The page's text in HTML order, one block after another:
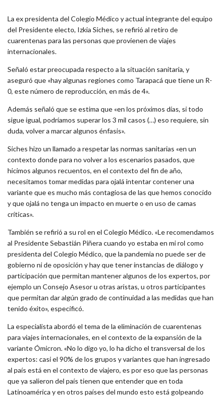
La ex presidenta del Colegio Médico y actual integrante del equipo
del Presidente electo, Izkia Siches, se refirió al retiro de
cuarentenas para las personas que provienen de viajes
internacionales.
Señaló estar preocupada respecto a la situación sanitaria, y
aseguró que «hay algunas regiones como Tarapacá que tiene un R-
0, este número de reproducción, en más de 4».
Además señaló que se estima que «en los próximos días, si todo
sigue igual, podríamos superar los 3 mil casos (…) eso requiere, sin
duda, volver a marcar algunos énfasis».
Siches hizo un llamado a respetar las normas sanitarias «en un
contexto donde para no volver a los escenarios pasados, que
hicimos algunos recuentos, en el contexto del fin de año,
necesitamos tomar medidas para ojalá intentar contener una
variante que es mucho más contagiosa de las que hemos conocido
y que ojalá no tenga un impacto en muerte o en uso de camas
críticas».
También se refirió a su rol en el Colegio Médico. «Le recomendamos
al Presidente Sebastián Piñera cuando yo estaba en mi rol como
presidenta del Colegio Médico, que la pandemia no puede ser de
gobierno ni de oposición y hay que tener instancias de diálogo y
participación que permitan mantener algunos de los expertos, por
ejemplo un Consejo Asesor u otras aristas, u otros participantes
que permitan dar algún grado de continuidad a las medidas que han
tenido éxito», especificó.
La especialista abordó el tema de la eliminación de cuarentenas
para viajes internacionales, en el contexto de la expansión de la
variante Ómicron. «No lo digo yo, lo ha dicho el transversal de los
expertos: casi el 90% de los grupos y variantes que han ingresado
al país está en el contexto de viajero, es por eso que las personas
que ya salieron del país tienen que entender que en toda
Latinoamérica y en otros países del mundo esto está golpeando